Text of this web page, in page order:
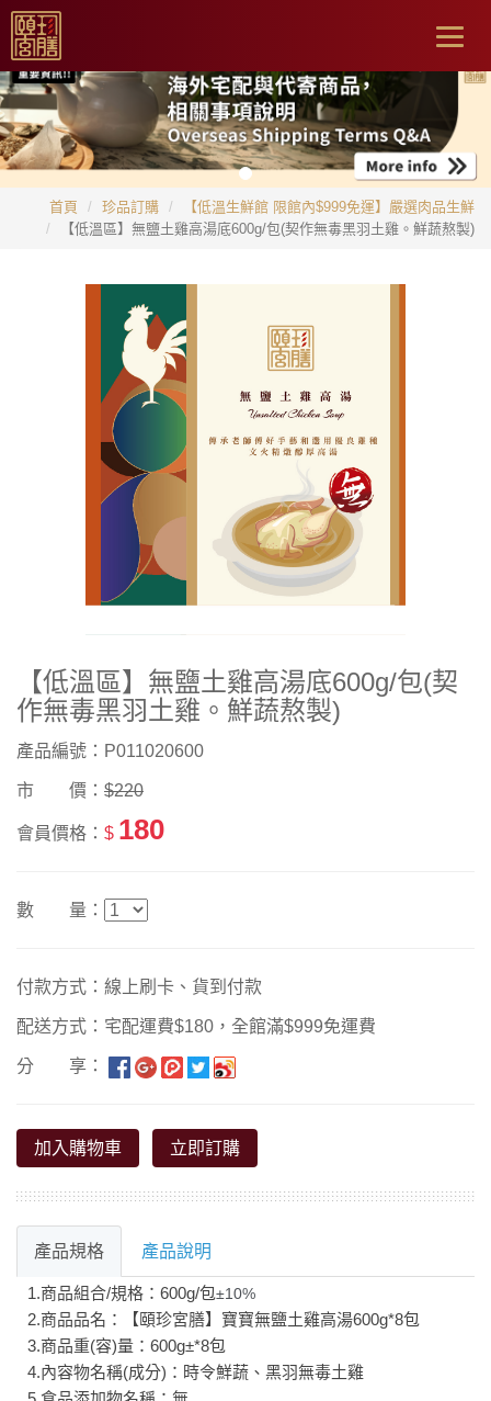
首頁 珍品訂購
【低溫生鮮館 限館內$999免運】嚴選肉品生鮮
【低溫區】無鹽土雞高湯底600g/包(契作無毒黑羽土雞。鮮蔬熬製)
【低溫區】無鹽土雞高湯底600g/包(契
作無毒黑羽土雞。鮮蔬熬製)
產品編號：P011020600
市 價： $220
會員價格： $ 180
數 量：
付款方式：線上刷卡、貨到付款
配送方式：宅配運費$180，全館滿$999免運費
分 享：
加入購物車 立即訂購
產品規格 產品說明